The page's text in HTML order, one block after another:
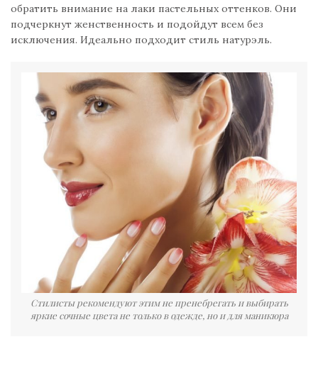
обратить внимание на лаки пастельных оттенков. Они
подчеркнут женственность и подойдут всем без
исключения. Идеально подходит стиль натурэль.
Стилисты рекомендуют этим не пренебрегать и выбирать
яркие сочные цвета не только в одежде, но и для маникюра